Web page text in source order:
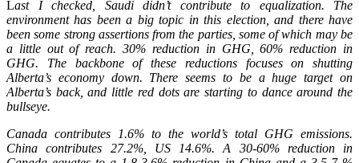
Last I checked, Saudi didn’t contribute to equalization. The
environment has been a big topic in this election, and there have
been some strong assertions from the parties, some of which may be
a little out of reach. 30% reduction in GHG, 60% reduction in
GHG. The backbone of these reductions focuses on shutting
Alberta’s economy down. There seems to be a huge target on
Alberta’s back, and little red dots are starting to dance around the
bullseye.
Canada contributes 1.6% to the world’s total GHG emissions.
China contributes 27.2%, US 14.6%. A 30-60% reduction in